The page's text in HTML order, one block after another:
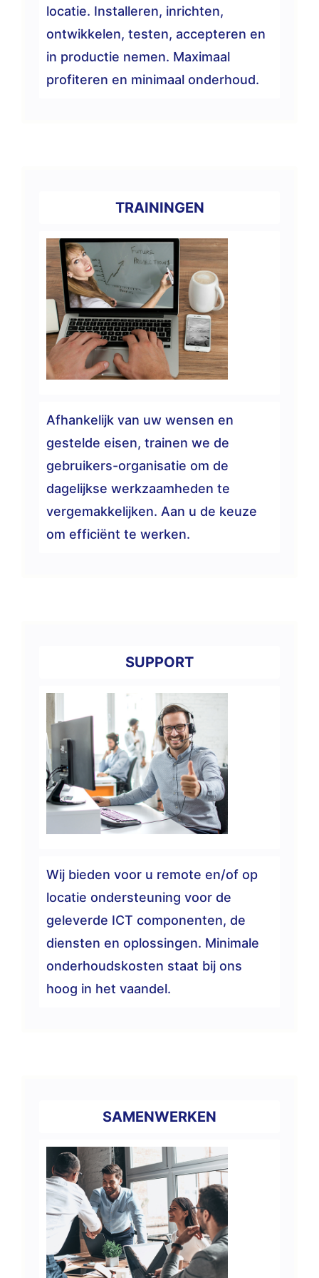
locatie. Installeren, inrichten,
ontwikkelen, testen, accepteren en
in productie nemen. Maximaal
profiteren en minimaal onderhoud.
TRAININGEN
Afhankelijk van uw wensen en
gestelde eisen, trainen we de
gebruikers-organisatie om de
dagelijkse werkzaamheden te
vergemakkelijken. Aan u de keuze
om efficiënt te werken.
SUPPORT
Wij bieden voor u remote en/of op
locatie ondersteuning voor de
geleverde ICT componenten, de
diensten en oplossingen. Minimale
onderhoudskosten staat bij ons
hoog in het vaandel.
SAMENWERKEN